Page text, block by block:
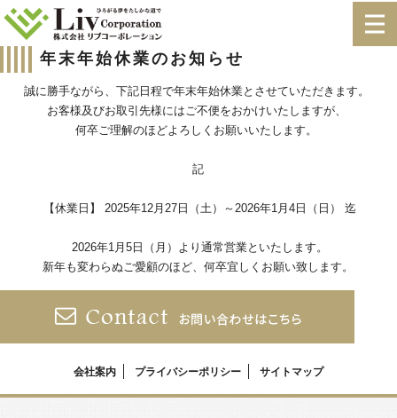
年末年始休業のお知らせ
誠に勝手ながら、下記日程で年末年始休業とさせていただきます。
お客様及びお取引先様にはご不便をおかけいたしますが、
何卒ご理解のほどよろしくお願いいたします。
記
【休業日】 2025年12月27日（土）～2026年1月4日（日） 迄
2026年1月5日（月）より通常営業といたします。
新年も変わらぬご愛顧のほど、何卒宜しくお願い致します。
会社案内 プライバシーポリシー サイトマップ